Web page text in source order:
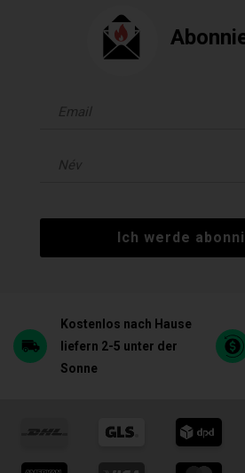
Ich werde
Kostenlos nach Hause
liefern 2-5 unter der
Sonne